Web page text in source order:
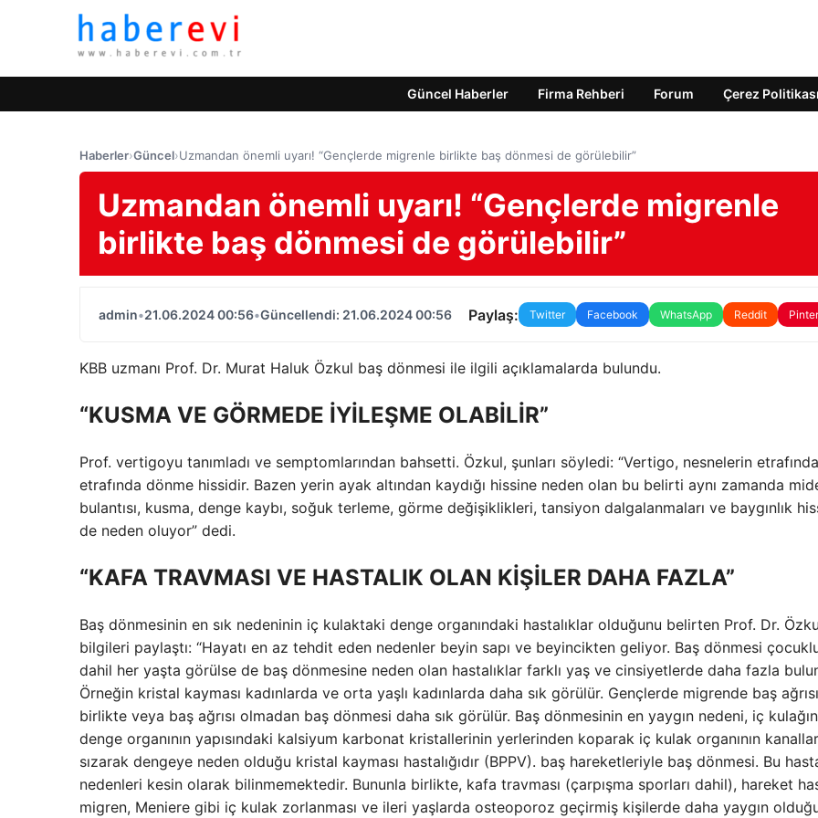
Güncel Haberler Firma Rehberi Forum Çerez Politikası
Haberler›Güncel›Uzmandan önemli uyarı! “Gençlerde migrenle birlikte baş dönmesi de görülebilir”
Uzmandan önemli uyarı! “Gençlerde migrenle
birlikte baş dönmesi de görülebilir”
admin•21.06.2024 00:56•Güncellendi: 21.06.2024 00:56 Paylaş: Twitter Facebook WhatsApp Reddit
KBB uzmanı Prof. Dr. Murat Haluk Özkul baş dönmesi ile ilgili açıklamalarda bulundu.
“KUSMA VE GÖRMEDE İYİLEŞME OLABİLİR”
Prof. vertigoyu tanımladı ve semptomlarından bahsetti. Özkul, şunları söyledi: “Vertigo, nesnelerin
etrafında dönme hissidir. Bazen yerin ayak altından kaydığı hissine neden olan bu belirti aynı zamanda
bulantısı, kusma, denge kaybı, soğuk terleme, görme değişiklikleri, tansiyon dalgalanmaları ve baygınlık
de neden oluyor” dedi.
“KAFA TRAVMASI VE HASTALIK OLAN KİŞİLER DAHA FAZLA”
Baş dönmesinin en sık nedeninin iç kulaktaki denge organındaki hastalıklar olduğunu belirten Prof. Dr.
bilgileri paylaştı: “Hayatı en az tehdit eden nedenler beyin sapı ve beyincikten geliyor. Baş dönmesi
dahil her yaşta görülse de baş dönmesine neden olan hastalıklar farklı yaş ve cinsiyetlerde daha fazla
Örneğin kristal kayması kadınlarda ve orta yaşlı kadınlarda daha sık görülür. Gençlerde migrende baş
birlikte veya baş ağrısı olmadan baş dönmesi daha sık görülür. Baş dönmesinin en yaygın nedeni, iç kulağın
denge organının yapısındaki kalsiyum karbonat kristallerinin yerlerinden koparak iç kulak organının
sızarak dengeye neden olduğu kristal kayması hastalığıdır (BPPV). baş hareketleriyle baş dönmesi. Bu
nedenleri kesin olarak bilinmemektedir. Bununla birlikte, kafa travması (çarpışma sporları dahil), hareket
migren, Meniere gibi iç kulak zorlanması ve ileri yaşlarda osteoporoz geçirmiş kişilerde daha yaygın